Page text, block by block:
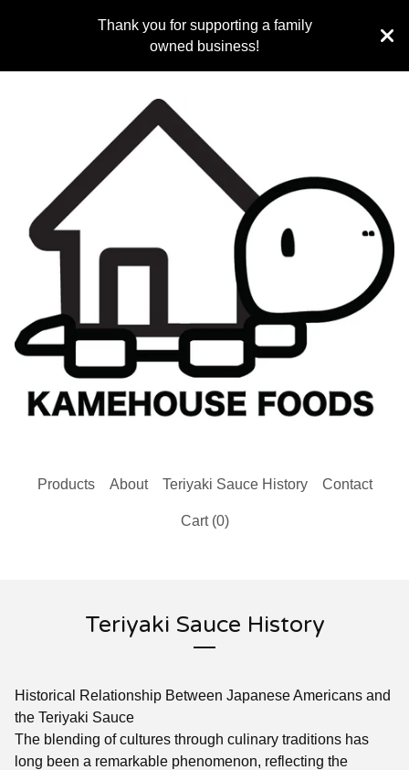
Thank you for supporting a family
owned business!
Products About Teriyaki Sauce History Contact
Cart (0)
Teriyaki Sauce History
Historical Relationship Between Japanese Americans and
the Teriyaki Sauce
The blending of cultures through culinary traditions has
long been a remarkable phenomenon, reflecting the